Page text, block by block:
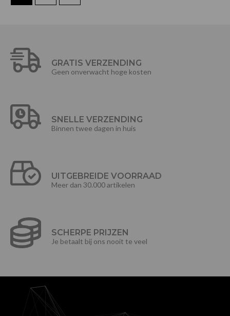
GRATIS VERZENDING
Geen onverwacht hoge kosten
SNELLE VERZENDING
Binnen twee dagen in huis
UITGEBREIDE VOORRAAD
Meer dan 30.000 artikelen
SCHERPE PRIJZEN
Je betaalt bij ons nooit te veel